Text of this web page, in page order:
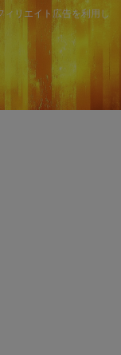
ィリエイト広告を利用し